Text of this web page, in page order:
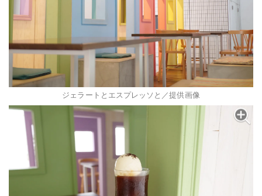
ジェラートとエスプレッソと／提供画像